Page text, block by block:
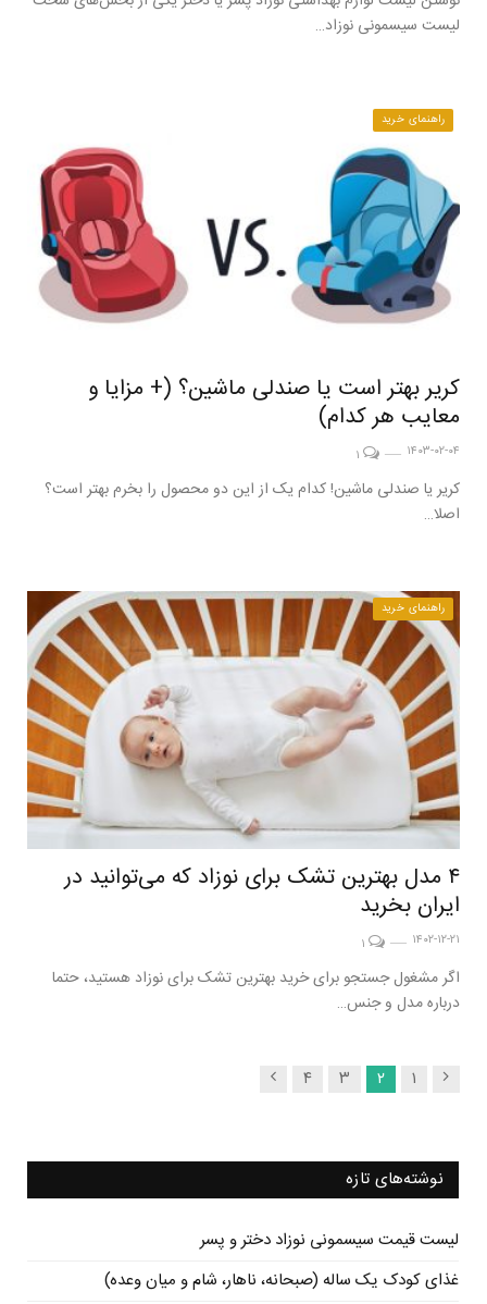
لیست سیسمونی نوزاد…
راهنمای خرید
کریر بهتر است یا صندلی ماشین؟ (+ مزایا و
معایب هر کدام)
۱۴۰۳-۰۲-۰۴
کریر یا صندلی ماشین! کدام یک از این دو محصول را بخرم بهتر است؟
اصلا…
راهنمای خرید
۴ مدل بهترین تشک برای نوزاد که می‌توانید در
ایران بخرید
۱۴۰۲-۱۲-۲۱
اگر مشغول جستجو برای خرید بهترین تشک برای نوزاد هستید، حتما
درباره مدل و جنس…
۱ ۲ ۳ ۴
نوشته‌های تازه
لیست قیمت سیسمونی نوزاد دختر و پسر
غذای کودک یک ساله (صبحانه، ناهار، شام و میان وعده)